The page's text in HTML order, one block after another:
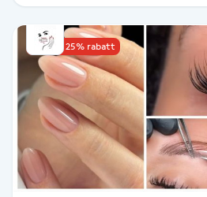
Cryoterapi
D
Damklippning
Diamantslipning
Upp till 25% rabatt